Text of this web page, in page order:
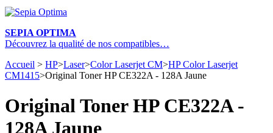
SEPIA OPTIMA
Découvrez la qualité de nos compatibles…
Accueil > HP>Laser>Color Laserjet CM>HP Color Laserjet
CM1415>Original Toner HP CE322A - 128A Jaune
Original Toner HP CE322A -
128A Jaune